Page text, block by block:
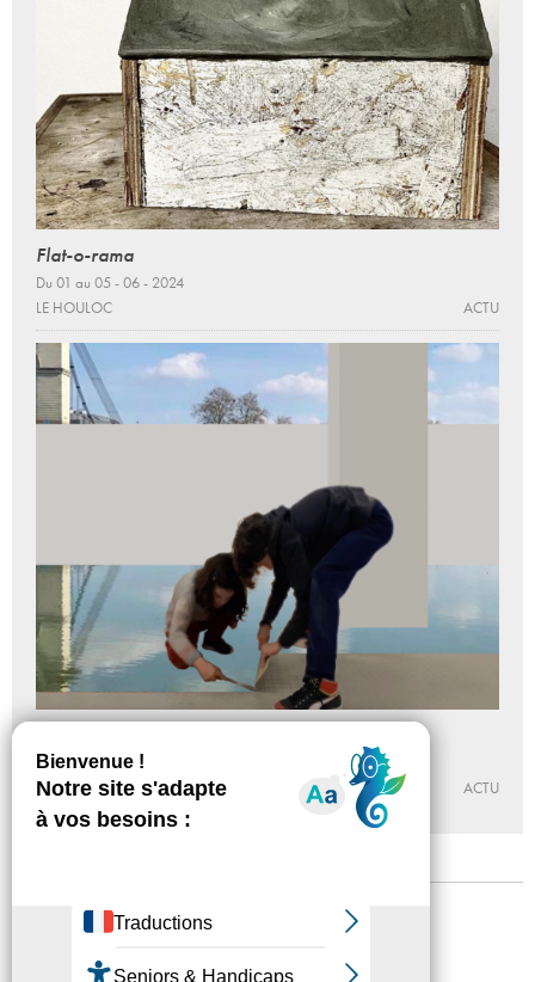
Flat-o-rama
Du 01 au 05 - 06 - 2024
LE HOULOC
ACTU
Du 13 - 05 au 30 - 06 - 2023
GALERIE MUNICIPALE JEAN-COLLET
ACTU